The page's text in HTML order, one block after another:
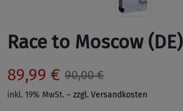
Race to Moscow (DE)
89,99 € 90,00 €
inkl. 19% MwSt. – zzgl. Versandkosten